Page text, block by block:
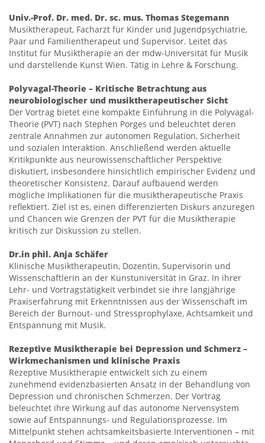
Univ.-Prof. Dr. med. Dr. sc. mus. Thomas Stegemann
Musiktherapeut, Facharzt für Kinder und Jugendpsychiatrie,
Paar und Familientherapeut und Supervisor. Leitet das
Institut für Musiktherapie an der mdw-Universität für Musik
und darstellende Kunst Wien. Tätig in Lehre & Forschung.
Polyvagal-Theorie – Kritische Betrachtung aus
neurobiologischer und musiktherapeutischer Sicht
Der Vortrag bietet eine kompakte Einführung in die Polyvagal-
Theorie (PVT) nach Stephen Porges und beleuchtet deren
zentrale Annahmen zur autonomen Regulation, Sicherheit
und sozialen Interaktion. Anschließend werden aktuelle
Kritikpunkte aus neurowissenschaftlicher Perspektive
diskutiert, insbesondere hinsichtlich empirischer Evidenz und
theoretischer Konsistenz. Darauf aufbauend werden
mögliche Implikationen für die musiktherapeutische Praxis
reflektiert. Ziel ist es, einen differenzierten Diskurs anzuregen
und Chancen wie Grenzen der PVT für die Musiktherapie
kritisch zur Diskussion zu stellen.
Dr.in phil. Anja Schäfer
Klinische Musiktherapeutin, Dozentin, Supervisorin und
Wissenschaftlerin an der Kunstuniversität in Graz. In ihrer
Lehr- und Vortragstätigkeit verbindet sie ihre langjährige
Praxiserfahrung mit Erkenntnissen aus der Wissenschaft im
Bereich der Burnout- und Stressprophylaxe, Achtsamkeit und
Entspannung mit Musik.
Rezeptive Musiktherapie bei Depression und Schmerz –
Wirkmechanismen und klinische Praxis
Rezeptive Musiktherapie entwickelt sich zu einem
zunehmend evidenzbasierten Ansatz in der Behandlung von
Depression und chronischen Schmerzen. Der Vortrag
beleuchtet ihre Wirkung auf das autonome Nervensystem
sowie auf Entspannungs- und Regulationsprozesse. Im
Mittelpunkt stehen achtsamkeitsbasierte Interventionen – mit